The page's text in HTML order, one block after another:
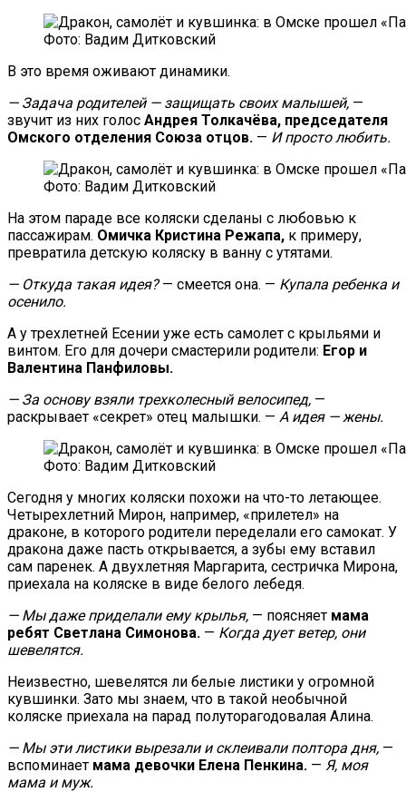
Фото: Вадим Дитковский
В это время оживают динамики.
— Задача родителей — защищать своих малышей, —
звучит из них голос Андрея Толкачёва, председателя
Омского отделения Союза отцов. — И просто любить.
Фото: Вадим Дитковский
На этом параде все коляски сделаны с любовью к
пассажирам. Омичка Кристина Режапа, к примеру,
превратила детскую коляску в ванну с утятами.
— Откуда такая идея?— смеется она. — Купала ребенка и
осенило.
А у трехлетней Есении уже есть самолет с крыльями и
винтом. Его для дочери смастерили родители: Егор и
Валентина Панфиловы.
— За основу взяли трехколесный велосипед, —
раскрывает «секрет» отец малышки. — А идея — жены.
Фото: Вадим Дитковский
Сегодня у многих коляски похожи на что-то летающее.
Четырехлетний Мирон, например, «прилетел» на
драконе, в которого родители переделали его самокат. У
дракона даже пасть открывается, а зубы ему вставил
сам паренек. А двухлетняя Маргарита, сестричка Мирона,
приехала на коляске в виде белого лебедя.
— Мы даже приделали ему крылья, — поясняет мама
ребят Светлана Симонова. — Когда дует ветер, они
шевелятся.
Неизвестно, шевелятся ли белые листики у огромной
кувшинки. Зато мы знаем, что в такой необычной
коляске приехала на парад полуторагодовалая Алина.
— Мы эти листики вырезали и склеивали полтора дня, —
вспоминает мама девочки Елена Пенкина. — Я, моя
мама и муж.